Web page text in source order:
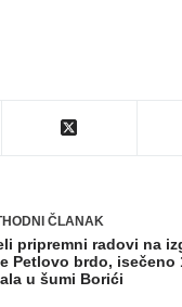
ČLANAK
pripremni radovi na
Petlovo brdo, isečeno
u šumi Borići